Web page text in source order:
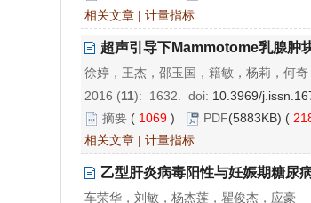
相关文章 | 计量指标
超声引导下Mammotome乳腺肿
徐婷，王杰，邵玉国，籍敏，杨莉，何奇
2016 (11): 1632. doi: 10.3969/
摘要 ( 1069 ) PDF(5883KB) (
相关文章 | 计量指标
乙型肝炎病毒阳性与妊娠期糖尿
车荣华，刘敏，杨杰莲，瞿俊杰，应豪